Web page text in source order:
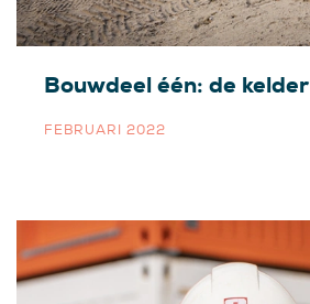
Bouwdeel één: de kelder
FEBRUARI 2022